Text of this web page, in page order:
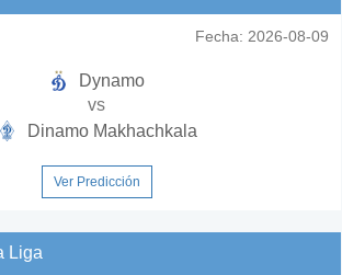
Fecha: 2026-08-09
Dynamo
vs
Dinamo Makhachkala
Ver Predicción
Liga